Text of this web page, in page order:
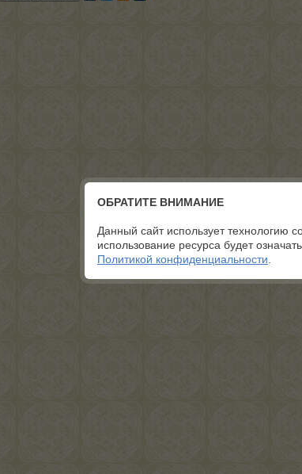
ОБРАТИТЕ ВНИМАНИЕ
Данный сайт использует технологию
использование ресурса будет
Политикой конфиденциальности